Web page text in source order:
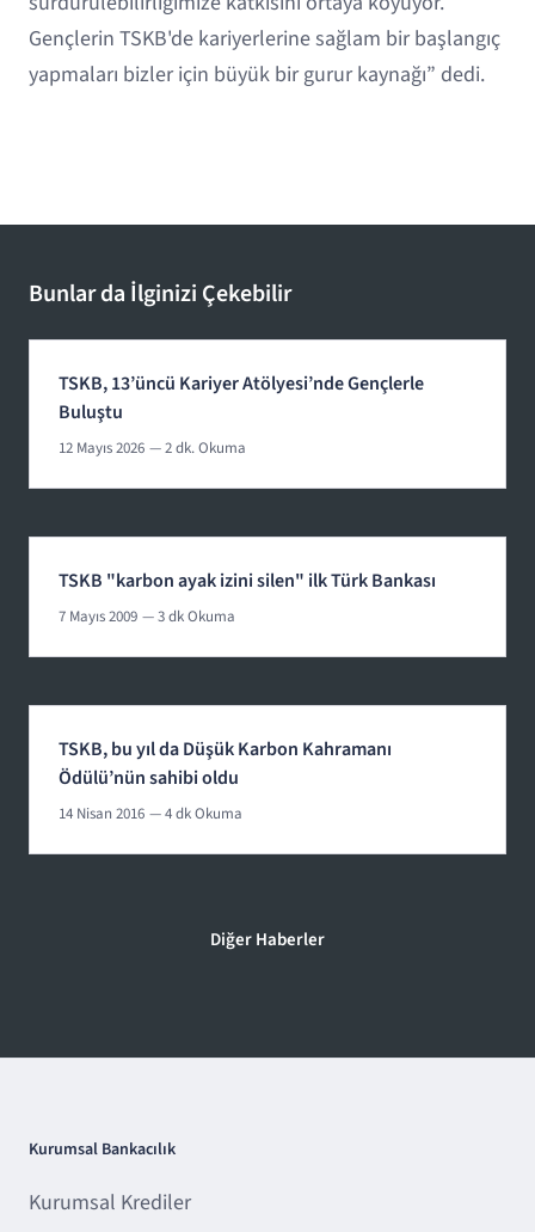
Gençlerin TSKB'de kariyerlerine sağlam bir başlangıç
yapmaları bizler için büyük bir gurur kaynağı” dedi.
Bunlar da İlginizi Çekebilir
TSKB, 13’üncü Kariyer Atölyesi’nde Gençlerle
Buluştu
12 Mayıs 2026 — 2 dk. Okuma
TSKB "karbon ayak izini silen" ilk Türk Bankası
7 Mayıs 2009 — 3 dk Okuma
TSKB, bu yıl da Düşük Karbon Kahramanı
Ödülü’nün sahibi oldu
14 Nisan 2016 — 4 dk Okuma
Diğer Haberler
Kurumsal Bankacılık
Kurumsal Krediler